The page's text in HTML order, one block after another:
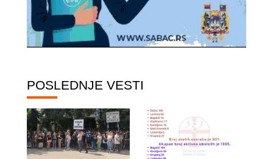
POSLEDNJE VESTI